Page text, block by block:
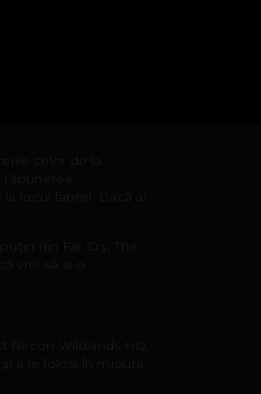
celor de la
locul faptei. Dacă ai
din Far Cry, The
Wildlands HQ,
a le folosi în misiuni.